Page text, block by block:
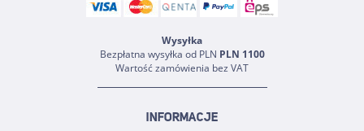
Wysyłka
Bezpłatna wysyłka od PLN PLN 1100
Wartość zamówienia bez VAT
INFORMACJE